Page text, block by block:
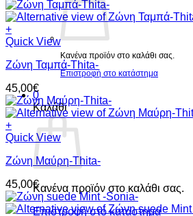
Κανένα προϊόν στο καλάθι σας.
Επιστροφή στο κατάστημα
0
Καλάθι
Κανένα προϊόν στο καλάθι σας.
Επιστροφή στο κατάστημα
+
Quick View
Ζώνη Ταμπά-Thita-
45,00€
+
Quick View
Ζώνη Μαύρη-Thita-
45,00€